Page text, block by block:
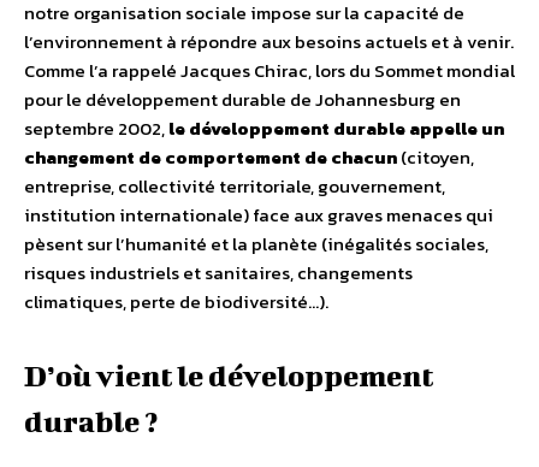
notre organisation sociale impose sur la capacité de
l’environnement à répondre aux besoins actuels et à venir.
Comme l’a rappelé Jacques Chirac, lors du Sommet mondial
pour le développement durable de Johannesburg en
septembre 2002,le développement durable appelle un
changement de comportement de chacun(citoyen,
entreprise, collectivité territoriale, gouvernement,
institution internationale) face aux graves menaces qui
pèsent sur l’humanité et la planète (inégalités sociales,
risques industriels et sanitaires, changements
climatiques, perte de biodiversité…).
D’où vient le développement
durable ?